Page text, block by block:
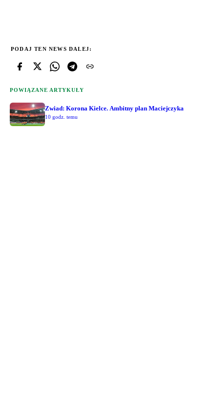
PODAJ TEN NEWS DALEJ:
POWIĄZANE ARTYKUŁY
Zwiad: Korona Kielce. Ambitny plan Maciejczyka
10 godz. temu